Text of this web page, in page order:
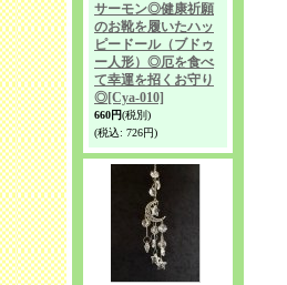
サーモン◎健康祈願
のお靴を履いたハッ
ピードール（ブドゥ
ー人形）◎厄を食べ
て幸運を招くお守り
◎[Cya-010]
660円(税別)
(税込: 726円)